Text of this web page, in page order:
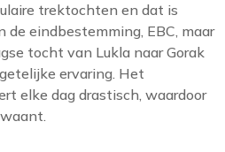
trektochten en dat is
de eindbestemming, EBC, maar
tocht van Lukla naar Gorak
ervaring. Het
elke dag drastisch, waardoor